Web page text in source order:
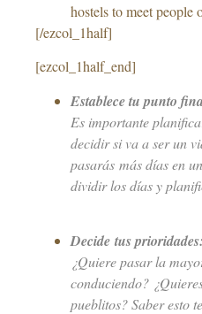
hostels to meet people
[/ezcol_1half]
[ezcol_1half_end]
Establece tu punto
Es importante
decidir si va a ser un
pasarás más días en
dividir los días y
Decide tus prioridades:
¿Quiere pasar la
conduciendo?
pueblitos? Saber esto